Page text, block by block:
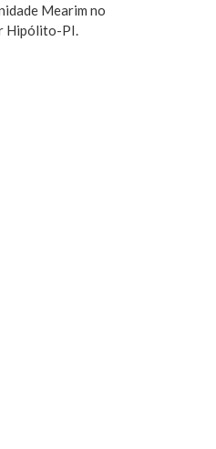
Mearim no
Hipólito-PI.